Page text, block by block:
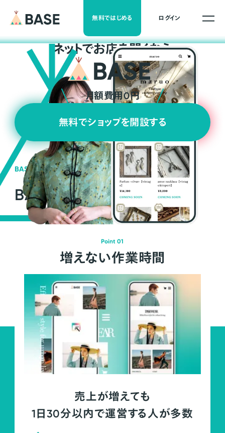
無料ではじめる ログイン
ネットでお店を開くなら
月額費用0円
無料でショップを開設する
BASEの強み
BASEが強い3つの理由
Point 01
増えない作業時間
売上が増えても
1日30分以内で運営する人が多数